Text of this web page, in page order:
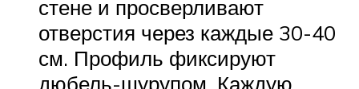
стене и просверливают
отверстия через каждые 30-40
см. Профиль фиксируют
дюбель-шурупом. Каждую